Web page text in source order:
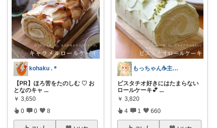
kohaku .＊
【PR】ほろ苦をたのしむ ♡ お
となのキャ ...
￥ 3,650
0 0 8
もっちゃん☕主婦の癒しとご褒美ROOM
ピスタチオ好きにはたまらない
ロールケーキ💕 ...
￥ 3,820
4 1 660